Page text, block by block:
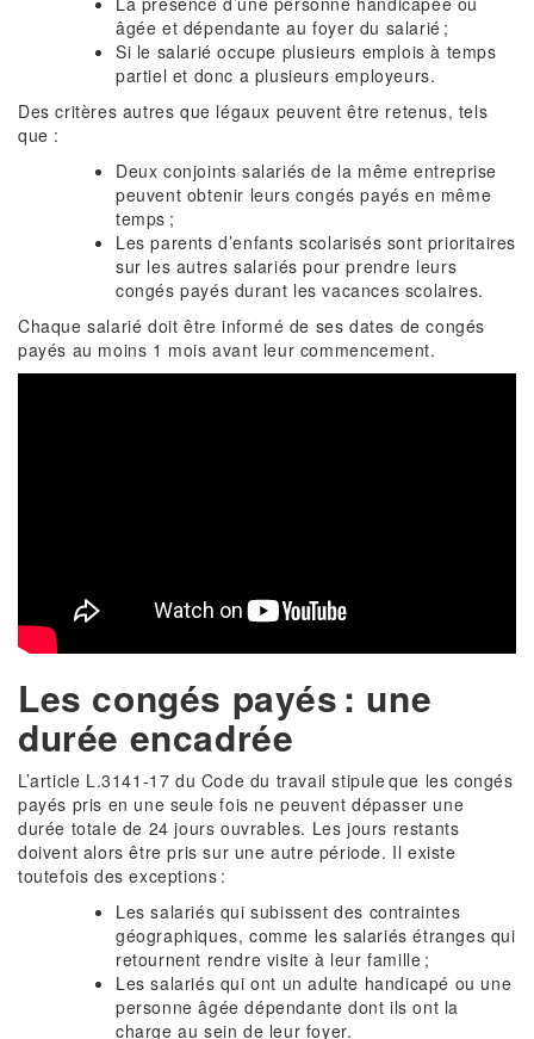
âgée et dépendante au foyer du salarié ;
Si le salarié occupe plusieurs emplois à temps
partiel et donc a plusieurs employeurs.
Des critères autres que légaux peuvent être retenus, tels
que :
Deux conjoints salariés de la même entreprise
peuvent obtenir leurs congés payés en même
temps ;
Les parents d’enfants scolarisés sont prioritaires
sur les autres salariés pour prendre leurs
congés payés durant les vacances scolaires.
Chaque salarié doit être informé de ses dates de congés
payés au moins 1 mois avant leur commencement.
Les congés payés : une
durée encadrée
L’article L.3141-17 du Code du travail stipule que les congés
payés pris en une seule fois ne peuvent dépasser une
durée totale de 24 jours ouvrables. Les jours restants
doivent alors être pris sur une autre période. Il existe
toutefois des exceptions :
Les salariés qui subissent des contraintes
géographiques, comme les salariés étranges qui
retournent rendre visite à leur famille ;
Les salariés qui ont un adulte handicapé ou une
personne âgée dépendante dont ils ont la
charge au sein de leur foyer.